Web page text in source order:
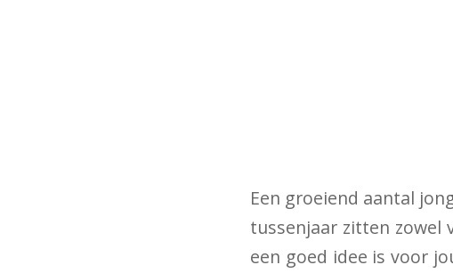
Een groeiend aantal
tussenjaar zitten zowel
een goed idee is voor